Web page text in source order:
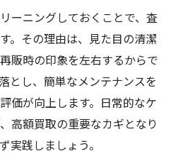
ーニングしておくことで、査
。その理由は、見た目の清潔
販時の印象を左右するからで
とし、簡単なメンテナンスを
価が向上します。日常的なケ
高額買取の重要なカギとなり
実践しましょう。